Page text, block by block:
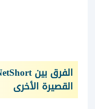
القصيرة الأخرى